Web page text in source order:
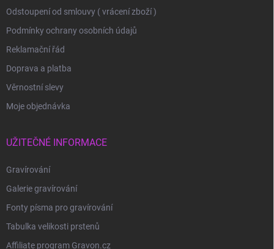
Odstoupení od smlouvy ( vrácení zboží )
Podmínky ochrany osobních údajů
Reklamační řád
Doprava a platba
Věrnostní slevy
Moje objednávka
UŽITEČNÉ INFORMACE
Gravírování
Galerie gravírování
Fonty písma pro gravírování
Tabulka velikosti prstenů
Affiliate program Gravon.cz